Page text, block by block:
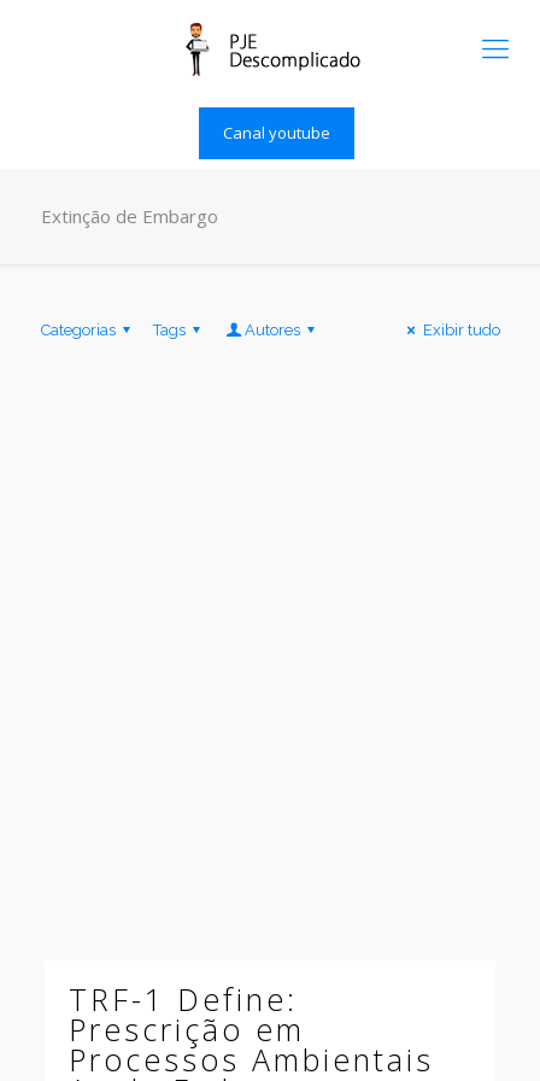
Canal youtube
Extinção de Embargo
Categorias Tags Autores Exibir tudo
TRF-1 Define:
Prescrição em
Processos Ambientais